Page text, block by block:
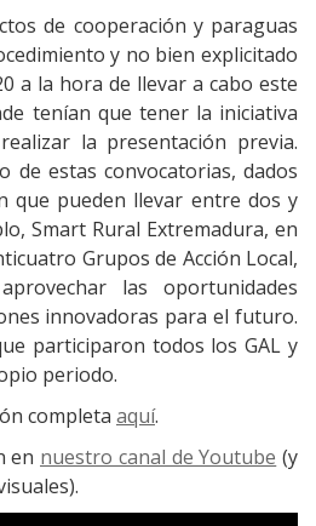
de cooperación y paraguas
y no bien explicitado
a la hora de llevar a cabo este
tenían que tener la iniciativa
la presentación previa.
de estas convocatorias, dados
que pueden llevar entre dos y
Smart Rural Extremadura, en
Grupos de Acción Local,
las oportunidades
innovadoras para el futuro.
participaron todos los GAL y
periodo.
completa aquí.
en nuestro canal de Youtube (y